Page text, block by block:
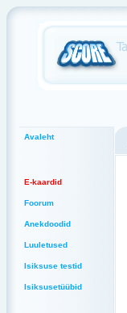
Avaleht
E-kaardid
Foorum
Anekdoodid
Luuletused
Isiksuse testid
Isiksusetüübid